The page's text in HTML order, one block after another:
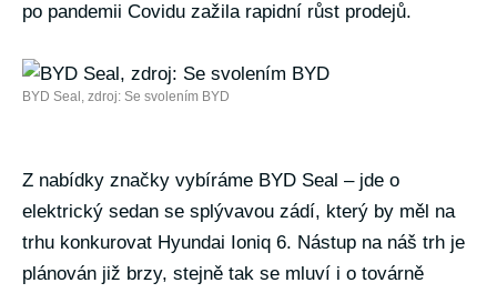
po pandemii Covidu zažila rapidní růst prodejů.
BYD Seal, zdroj: Se svolením BYD
Z nabídky značky vybíráme BYD Seal – jde o
elektrický sedan se splývavou zádí, který by měl na
trhu konkurovat Hyundai Ioniq 6. Nástup na náš trh je
plánován již brzy, stejně tak se mluví i o továrně